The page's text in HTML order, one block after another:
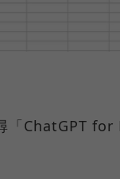
「ChatGPT for